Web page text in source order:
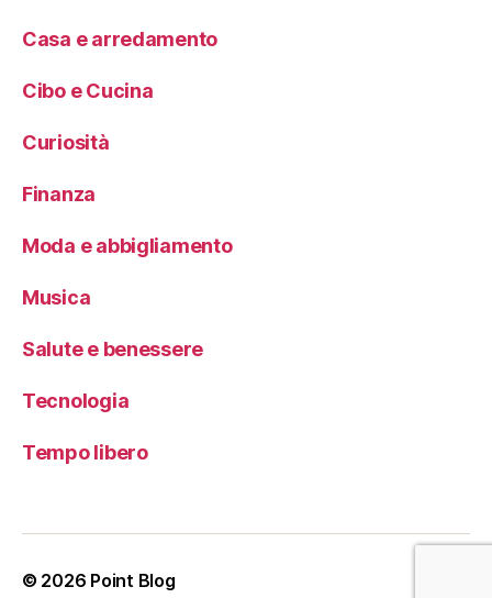
Casa e arredamento
Cibo e Cucina
Curiosità
Finanza
Moda e abbigliamento
Musica
Salute e benessere
Tecnologia
Tempo libero
© 2026 Point Blog